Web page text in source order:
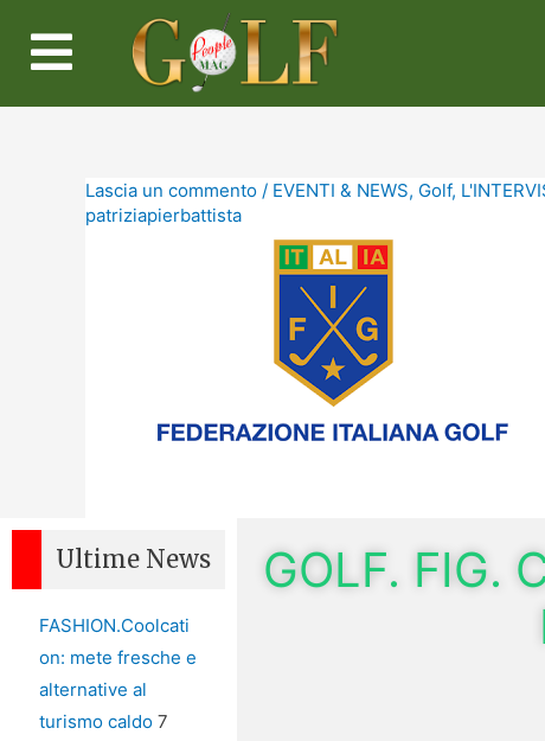
Lascia un commento / EVENTI & NEWS, Golf,
patriziapierbattista
Ultime News
FASHION.Coolcati
on: mete fresche e
alternative al
turismo caldo 7
GOLF. FIG.